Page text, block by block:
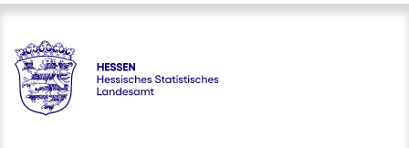
Hessen - Hessisches Statistisches Landesamt